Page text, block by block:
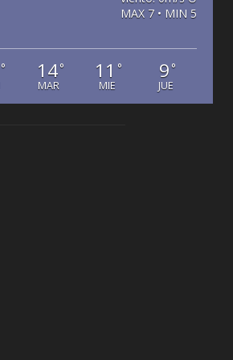
MAX 7 • MIN 5
° 14°
MAR
11 °
MIE
9°
JUE